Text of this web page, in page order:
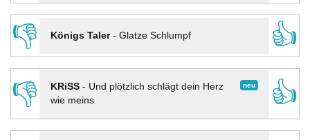
👎
Königs Taler- Glatze Schlumpf
👍
👎
neu
KRiSS- Und plötzlich schlägt dein Herz
wie meins
👍